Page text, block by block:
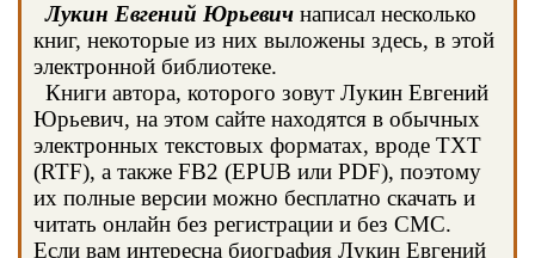
Лукин Евгений Юрьевич написал несколько
книг, некоторые из них выложены здесь, в этой
электронной библиотеке.
Книги автора, которого зовут Лукин Евгений
Юрьевич, на этом сайте находятся в обычных
электронных текстовых форматах, вроде TXT
(RTF), а также FB2 (EPUB или PDF), поэтому
их полные версии можно бесплатно скачать и
читать онлайн без регистрации и без СМС.
Если вам интересна биография Лукин Евгений